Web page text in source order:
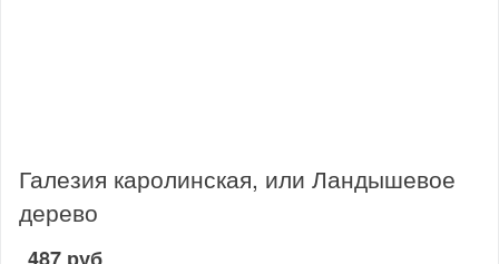
Галезия каролинская, или Ландышевое
дерево